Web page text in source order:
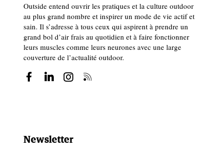
Outside entend ouvrir les pratiques et la culture outdoor
au plus grand nombre et inspirer un mode de vie actif et
sain. Il s’adresse à tous ceux qui aspirent à prendre un
grand bol d’air frais au quotidien et à faire fonctionner
leurs muscles comme leurs neurones avec une large
couverture de l’actualité outdoor.
Newsletter